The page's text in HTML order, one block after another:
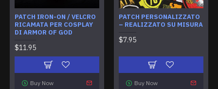
PATCH IRON-ON / VELCRO
RICAMATA PER COSPLAY
DI ARMOR OF GOD
$11.95
Buy Now
PATCH PERSONALIZZATO
– REALIZZATO SU MISURA
$7.95
Buy Now